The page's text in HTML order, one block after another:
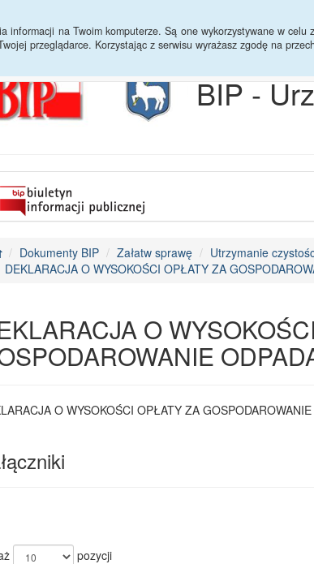
informacji na Twoim komputerze. Są one wykorzystywane w
przeglądarce. Korzystając z serwisu wyrażasz zgodę na
BIP -
Dokumenty BIP Załatw sprawę
Utrzymanie
DEKLARACJA O WYSOKOŚCI OPŁATY ZA
O
O WYSOKOŚCI OPŁATY ZA
pozycji